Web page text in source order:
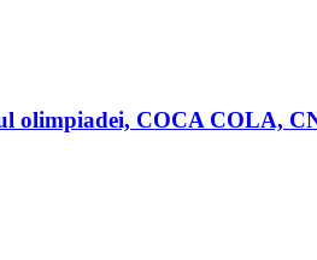
olimpiadei, COCA COLA,